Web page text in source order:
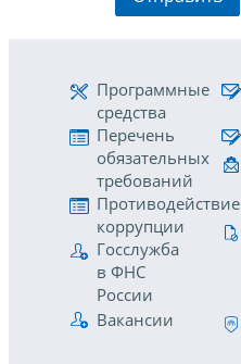
Программные
средства
Перечень
обязательных
требований
Противодействие
коррупции
Госслужба
в ФНС
России
Вакансии